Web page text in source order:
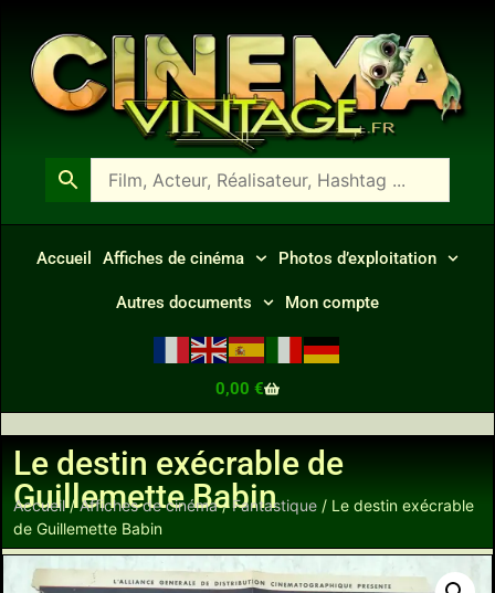
Accueil Affiches de cinéma Photos d’exploitation
Autres documents Mon compte
0,00 €
Le destin exécrable de
Guillemette Babin
Accueil/Affiches de cinéma/Fantastique / Le destin exécrable
de Guillemette Babin